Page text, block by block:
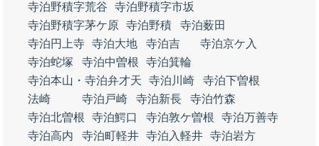
寺泊野積字荒谷
寺泊野積字市坂
寺泊野積字茅ケ原 寺泊野積
寺泊薮田
寺泊円上寺 寺泊大地 寺泊吉
寺泊京ケ入
寺泊蛇塚
寺泊中曽根
寺泊箕輪
寺泊本山・寺泊弁才天
寺泊川崎
寺泊下曽根
法崎
寺泊戸崎 寺泊新長
寺泊竹森
寺泊北曽根
寺泊鰐口 寺泊敦ケ曽根
寺泊万善寺
寺泊高内
寺泊町軽井 寺泊入軽井 寺泊岩方